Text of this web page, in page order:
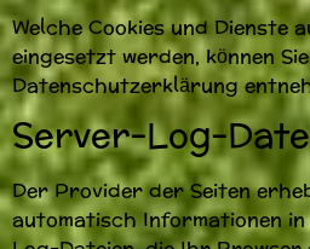
Welche Cookies und Dienste
eingesetzt werden, können
Datenschutzerklärung
Server-Log-
Der Provider der Seiten
automatisch Informationen